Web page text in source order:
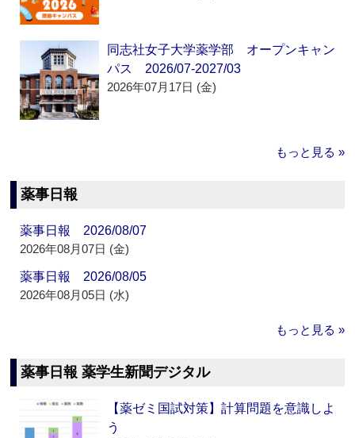
同志社女子大学薬学部 オープンキャン
パス 2026/07-2027/03
2026年07月17日 (金)
もっと見る »
薬事日報
薬事日報 2026/08/07
2026年08月07日 (金)
薬事日報 2026/08/05
2026年08月05日 (水)
もっと見る »
薬事日報 薬学生新聞デジタル
【薬ゼミ国試対策】計算問題を意識しよ
う